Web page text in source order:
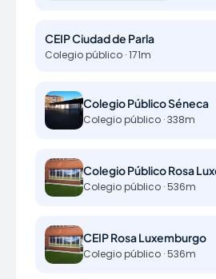
CEIP Ciudad de Parla
Colegio público · 171m
Colegio Público Séneca
Colegio público · 338m
Colegio Público Rosa
Colegio público · 536m
CEIP Rosa Luxemburgo
Colegio público · 536m